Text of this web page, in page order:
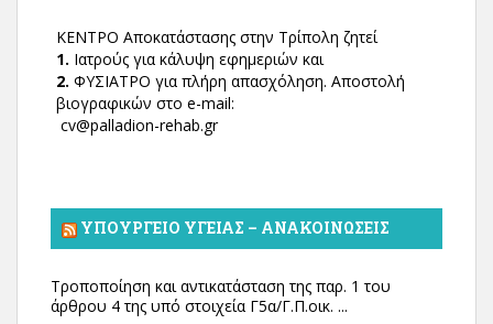
ΚΕΝΤΡΟ Αποκατάστασης στην Τρίπολη ζητεί
1. Ιατρούς για κάλυψη εφημεριών και
2. ΦΥΣΙΑΤΡΟ για πλήρη απασχόληση. Αποστολή
βιογραφικών στο e-mail:
cv@palladion-rehab.gr
ΥΠΟΥΡΓΕΊΟ ΥΓΕΊΑΣ – ΑΝΑΚΟΙΝΏΣΕΙΣ
Τροποποίηση και αντικατάσταση της παρ. 1 του
άρθρου 4 της υπό στοιχεία Γ5α/Γ.Π.οικ. ...